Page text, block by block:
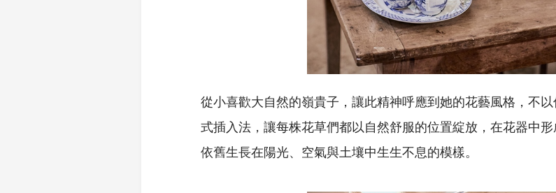
從小喜歡大自然的嶺貴子，讓此精神呼應到她的花藝風格，不
式插入法，讓每株花草們都以自然舒服的位置綻放，在花器中
依舊生長在陽光、空氣與土壤中生生不息的模樣。